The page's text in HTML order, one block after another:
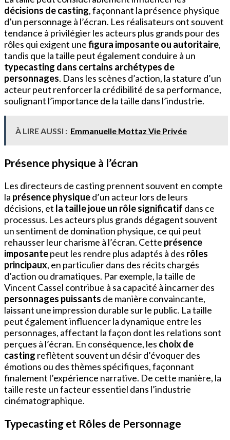
décisions de casting, façonnant la présence physique
d’un personnage à l’écran. Les réalisateurs ont souvent
tendance à privilégier les acteurs plus grands pour des
rôles qui exigent unefigura imposante ou autoritaire,
tandis que la taille peut également conduire à un
typecasting dans certains archétypes de
personnages. Dans les scènes d’action, la stature d’un
acteur peut renforcer la crédibilité de sa performance,
soulignant l’importance de la taille dans l’industrie.
À LIRE AUSSI : Emmanuelle Mottaz Vie Privée
Présence physique à l’écran
Les directeurs de casting prennent souvent en compte
la présence physiqued’un acteur lors de leurs
décisions, et la taille joue un rôle significatif dans ce
processus. Les acteurs plus grands dégagent souvent
un sentiment de domination physique, ce qui peut
rehausser leur charisme à l’écran. Cette présence
imposantepeut les rendre plus adaptés à des rôles
principaux, en particulier dans des récits chargés
d’action ou dramatiques. Par exemple, la taille de
Vincent Cassel contribue à sa capacité à incarner des
personnages puissants de manière convaincante,
laissant une impression durable sur le public. La taille
peut également influencer la dynamique entre les
personnages, affectant la façon dont les relations sont
perçues à l’écran. En conséquence, les choix de
casting reflètent souvent un désir d’évoquer des
émotions ou des thèmes spécifiques, façonnant
finalement l’expérience narrative. De cette manière, la
taille reste un facteur essentiel dans l’industrie
cinématographique.
Typecasting et Rôles de Personnage